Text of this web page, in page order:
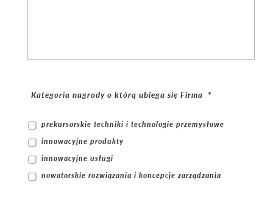
Kategoria nagrody o którą ubiega się Firma *
prekursorskie techniki i technologie przemysłowe
innowacyjne produkty
innowacyjne usługi
nowatorskie rozwiązania i koncepcje zarządzania